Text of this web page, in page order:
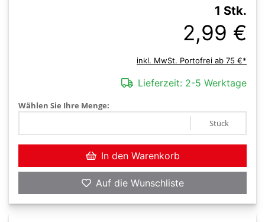
1 Stk.
2,99 €
inkl. MwSt. Portofrei ab 75 €*
Lieferzeit: 2-5 Werktage
Wählen Sie Ihre Menge:
Stück
In den Warenkorb
Auf die Wunschliste